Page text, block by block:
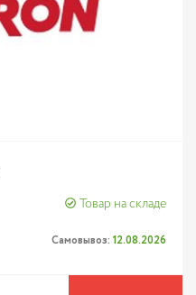
Товар на складе
Самовывоз: 12.08.2026